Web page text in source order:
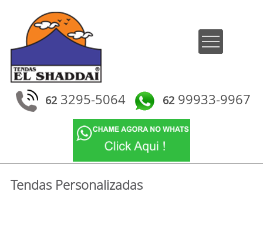
62 3295-5064 62 99933-9967
Tendas Personalizadas